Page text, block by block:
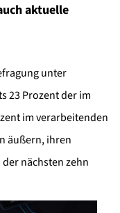
aktuelle
unter
23 Prozent der im
im verarbeitenden
äußern, ihren
nächsten zehn